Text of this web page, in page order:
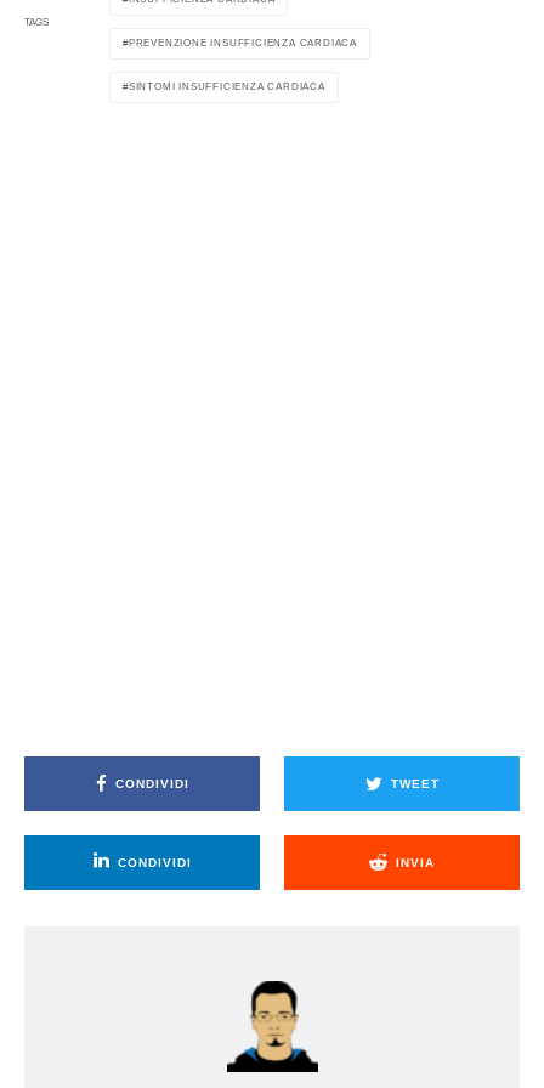
TAGS
PREVENZIONE INSUFFICIENZA CARDIACA
SINTOMI INSUFFICIENZA CARDIACA
CONDIVIDI TWEET
CONDIVIDI INVIA